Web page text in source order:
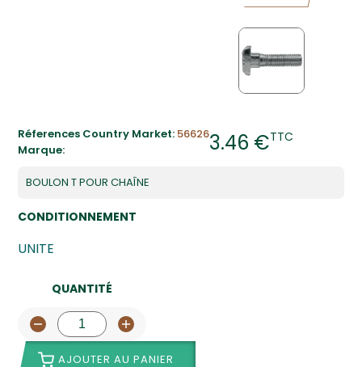
Réferences Country Market: 56626
Marque:
3.46 €TTC
BOULON T POUR CHAÎNE
CONDITIONNEMENT
UNITE
QUANTITÉ
AJOUTER AU PANIER